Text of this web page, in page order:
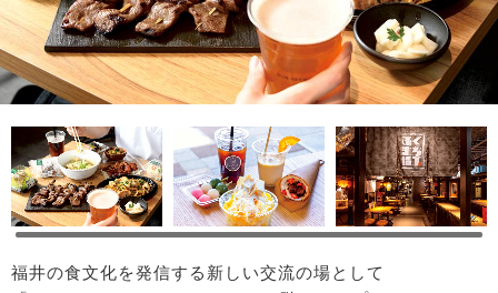
福井の食文化を発信する新しい交流の場として